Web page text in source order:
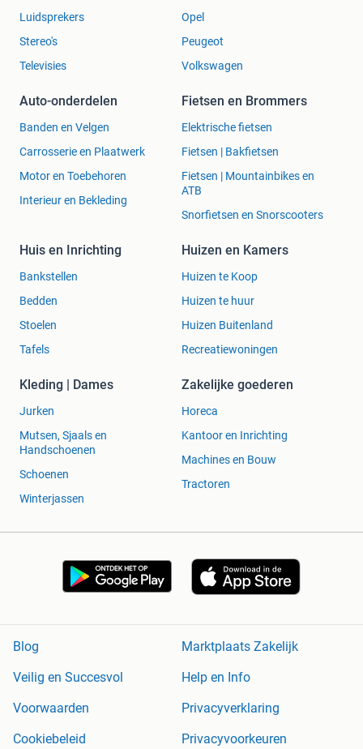
Luidsprekers
Stereo's
Televisies
Opel
Peugeot
Volkswagen
Auto-onderdelen
Banden en Velgen
Carrosserie en Plaatwerk
Motor en Toebehoren
Interieur en Bekleding
Fietsen en Brommers
Elektrische fietsen
Fietsen | Bakfietsen
Fietsen | Mountainbikes en
ATB
Snorfietsen en Snorscooters
Huis en Inrichting
Bankstellen
Bedden
Stoelen
Tafels
Huizen en Kamers
Huizen te Koop
Huizen te huur
Huizen Buitenland
Recreatiewoningen
Kleding | Dames
Jurken
Mutsen, Sjaals en
Handschoenen
Schoenen
Winterjassen
Zakelijke goederen
Horeca
Kantoor en Inrichting
Machines en Bouw
Tractoren
Blog
Marktplaats Zakelijk
Veilig en Succesvol
Help en Info
Voorwaarden
Privacyverklaring
Cookiebeleid
Privacyvoorkeuren